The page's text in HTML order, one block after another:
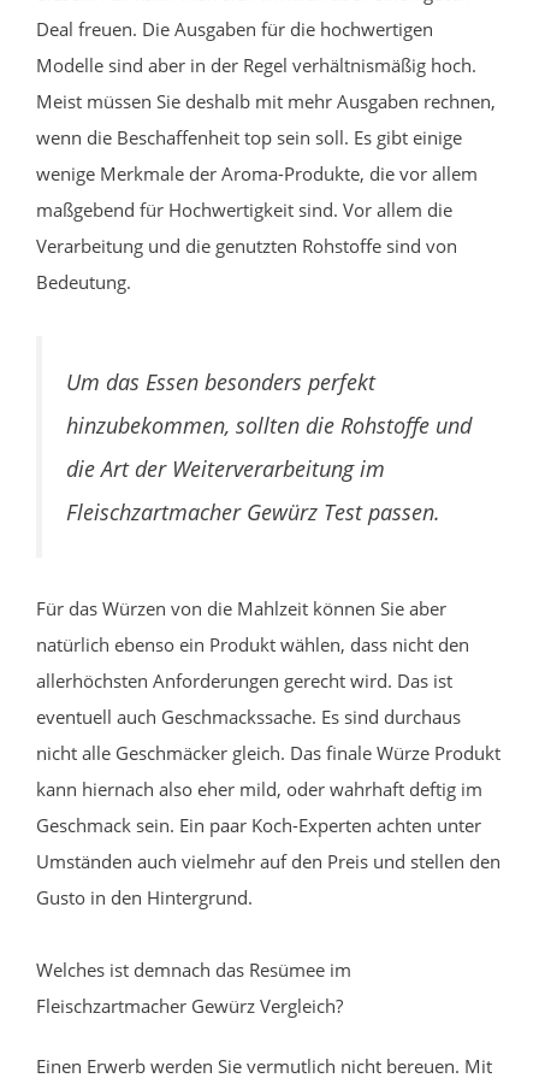
Deal freuen. Die Ausgaben für die hochwertigen
Modelle sind aber in der Regel verhältnismäßig hoch.
Meist müssen Sie deshalb mit mehr Ausgaben rechnen,
wenn die Beschaffenheit top sein soll. Es gibt einige
wenige Merkmale der Aroma-Produkte, die vor allem
maßgebend für Hochwertigkeit sind. Vor allem die
Verarbeitung und die genutzten Rohstoffe sind von
Bedeutung.
Um das Essen besonders perfekt
hinzubekommen, sollten die Rohstoffe und
die Art der Weiterverarbeitung im
Fleischzartmacher Gewürz Test passen.
Für das Würzen von die Mahlzeit können Sie aber
natürlich ebenso ein Produkt wählen, dass nicht den
allerhöchsten Anforderungen gerecht wird. Das ist
eventuell auch Geschmackssache. Es sind durchaus
nicht alle Geschmäcker gleich. Das finale Würze Produkt
kann hiernach also eher mild, oder wahrhaft deftig im
Geschmack sein. Ein paar Koch-Experten achten unter
Umständen auch vielmehr auf den Preis und stellen den
Gusto in den Hintergrund.
Welches ist demnach das Resümee im
Fleischzartmacher Gewürz Vergleich?
Einen Erwerb werden Sie vermutlich nicht bereuen. Mit